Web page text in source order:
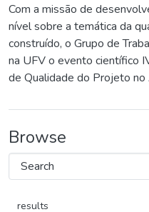
Com a missão de
nível sobre a temática da
construído, o Grupo de
na UFV o evento científico
de Qualidade do Projeto
Browse
results